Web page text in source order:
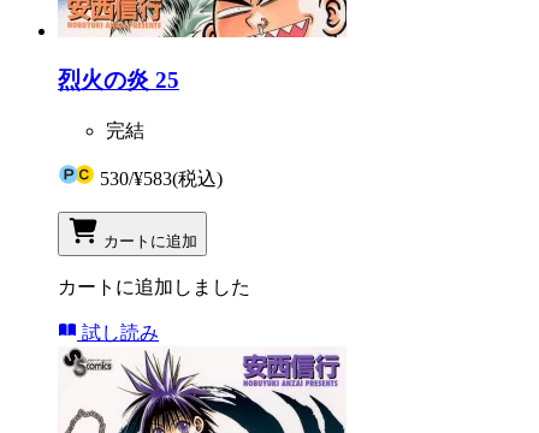
烈火の炎 25
完結
530/¥583(税込)
カートに追加
カートに追加しました
試し読み